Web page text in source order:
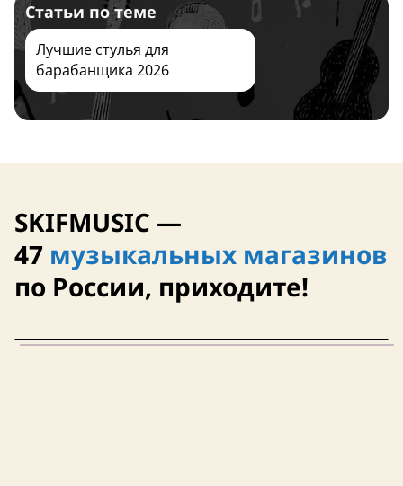
Заказать Нет в наличии
Статьи по теме
Лучшие стулья для
барабанщика 2026
SKIFMUSIC —
47 музыкальных магазинов
по России, приходите!